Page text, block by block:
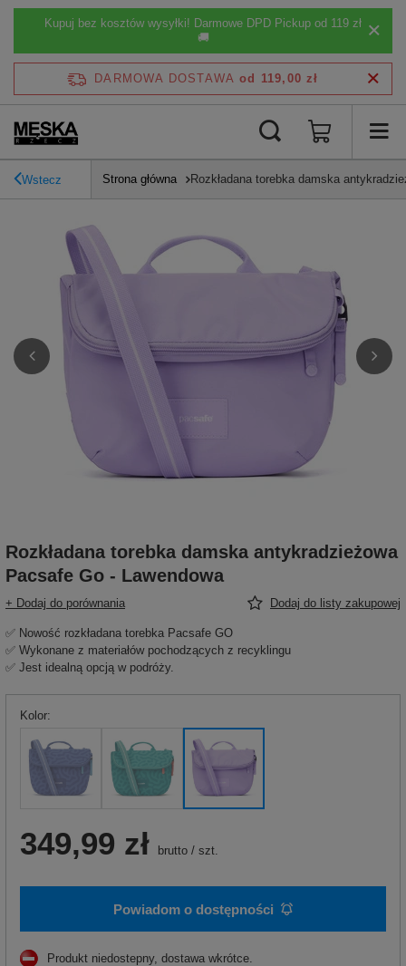
Kupuj bez kosztów wysyłki! Darmowe DPD Pickup od 119 zł
🚚
DARMOWA DOSTAWA od 119,00 zł
Wstecz Strona główna Rozkładana torebka damska
Rozkładana torebka damska antykradzieżowa
Pacsafe Go - Lawendowa
+ Dodaj do porównania Dodaj do listy zakupowej
✅ Nowość rozkładana torebka Pacsafe GO
✅ Wykonane z materiałów pochodzących z recyklingu
✅ Jest idealną opcją w podróży.
Kolor
349,99 zł brutto / szt.
Powiadom o dostępności
Produkt niedostepny, dostawa wkrótce